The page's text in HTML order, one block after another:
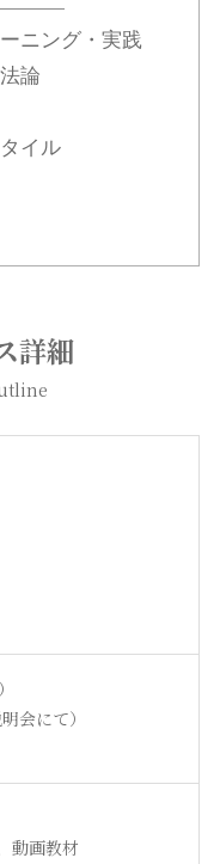
ニング・実践
論
イル
詳細
会にて）
動画教材